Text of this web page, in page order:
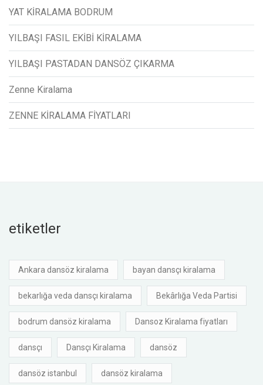
YAT KİRALAMA BODRUM
YILBAŞI FASIL EKİBİ KİRALAMA
YILBAŞI PASTADAN DANSÖZ ÇIKARMA
Zenne Kiralama
ZENNE KİRALAMA FİYATLARI
etiketler
Ankara dansöz kiralama bayan dansçı kiralama
bekarlığa veda dansçı kiralama Bekârlığa Veda Partisi
bodrum dansöz kiralama Dansoz Kiralama fiyatları
dansçı Dansçı Kiralama dansöz
dansöz istanbul dansöz kiralama